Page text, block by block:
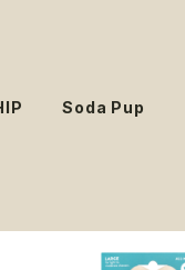
Soda Pup